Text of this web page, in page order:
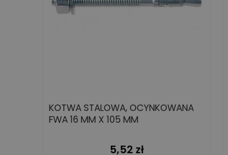
KOTWA STALOWA, OCYNKOWANA
FWA 16 MM X 105 MM
Cena
5,52 zł